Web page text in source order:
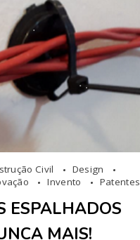
Civil
Design
Invento Patentes
ESPALHADOS
MAIS!